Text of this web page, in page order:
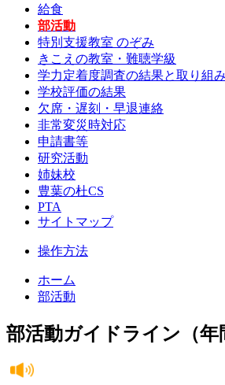
給食
部活動
特別支援教室 のぞみ
きこえの教室・難聴学級
学力定着度調査の結果と取り組み
学校評価の結果
欠席・遅刻・早退連絡
非常変災時対応
申請書等
研究活動
姉妹校
豊葉の杜CS
PTA
サイトマップ
操作方法
ホーム
部活動
部活動ガイドライン（年